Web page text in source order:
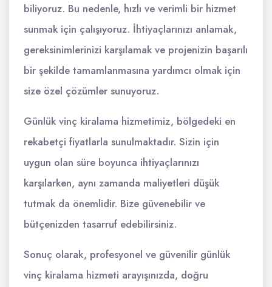
biliyoruz. Bu nedenle, hızlı ve verimli bir hizmet
sunmak için çalışıyoruz. İhtiyaçlarınızı anlamak,
gereksinimlerinizi karşılamak ve projenizin başarılı
bir şekilde tamamlanmasına yardımcı olmak için
size özel çözümler sunuyoruz.
Günlük vinç kiralama hizmetimiz, bölgedeki en
rekabetçi fiyatlarla sunulmaktadır. Sizin için
uygun olan süre boyunca ihtiyaçlarınızı
karşılarken, aynı zamanda maliyetleri düşük
tutmak da önemlidir. Bize güvenebilir ve
bütçenizden tasarruf edebilirsiniz.
Sonuç olarak, profesyonel ve güvenilir günlük
vinç kiralama hizmeti arayışınızda, doğru